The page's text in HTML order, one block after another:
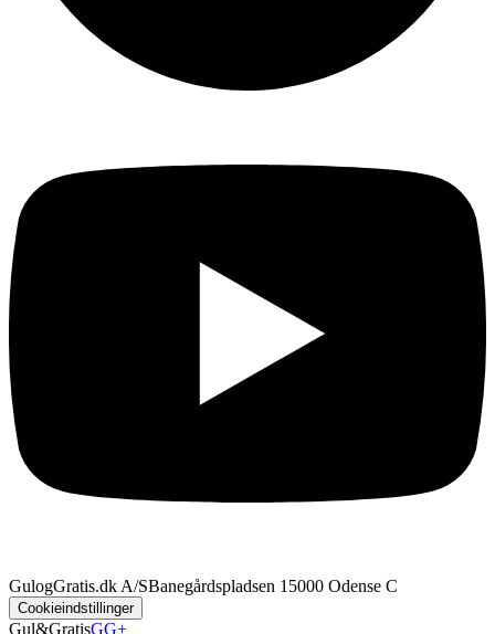
GulogGratis.dk A/SBanegårdspladsen 1 5000 Odense C
Cookieindstillinger
Gul&GratisGG+